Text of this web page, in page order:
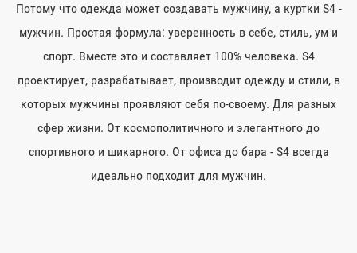
Потому что одежда может создавать мужчину, а куртки S4 -
мужчин. Простая формула: уверенность в себе, стиль, ум и
спорт. Вместе это и составляет 100% человека. S4
проектирует, разрабатывает, производит одежду и стили, в
которых мужчины проявляют себя по-своему. Для разных
сфер жизни. От космополитичного и элегантного до
спортивного и шикарного. От офиса до бара - S4 всегда
идеально подходит для мужчин.